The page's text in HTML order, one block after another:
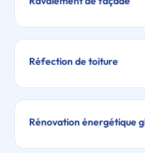
Réfection de toiture
Rénovation énergétique